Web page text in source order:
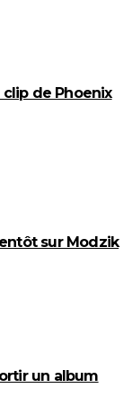
de Phoenix
sur Modzik
un album